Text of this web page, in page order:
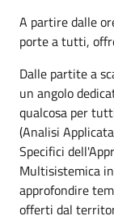
A partire dalle
porte a tutti,
Dalle partite a
un angolo
qualcosa per
(Analisi
Specifici
Multisistemica
approfondire
offerti dal